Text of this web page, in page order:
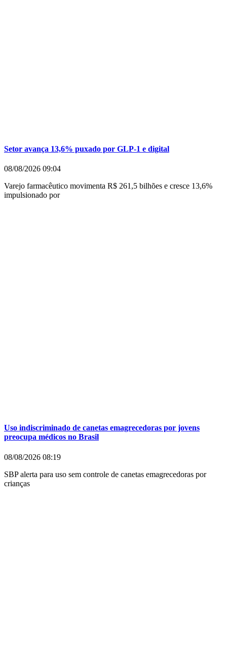
Setor avança 13,6% puxado por GLP-1 e digital
08/08/2026 09:04
Varejo farmacêutico movimenta R$ 261,5 bilhões e cresce 13,6%
impulsionado por
Uso indiscriminado de canetas emagrecedoras por jovens
preocupa médicos no Brasil
08/08/2026 08:19
SBP alerta para uso sem controle de canetas emagrecedoras por
crianças